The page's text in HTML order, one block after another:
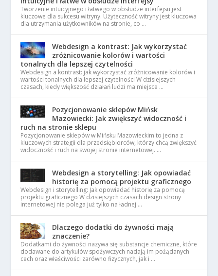
Tworzenie intuicyjnego i łatwego w obsłudze interfejsu jest
kluczowe dla sukcesu witryny. Użyteczność witryny jest kluczowa
dla utrzymania użytkowników na stronie, co …
Webdesign a kontrast: Jak wykorzystać
zróżnicowanie kolorów i wartości
tonalnych dla lepszej czytelności
Webdesign a kontrast: jak wykorzystać zróżnicowanie kolorów i
wartości tonalnych dla lepszej czytelności W dzisiejszych
czasach, kiedy większość działań ludzi ma miejsce …
Pozycjonowanie sklepów Mińsk
Mazowiecki: Jak zwiększyć widoczność i
ruch na stronie sklepu
Pozycjonowanie sklepów w Mińsku Mazowieckim to jedna z
kluczowych strategii dla przedsiębiorców, którzy chcą zwiększyć
widoczność i ruch na swojej stronie internetowej. …
Webdesign a storytelling: Jak opowiadać
historię za pomocą projektu graficznego
Webdesign i storytelling: Jak opowiadać historię za pomocą
projektu graficznego W dzisiejszych czasach design strony
internetowej nie polega już tylko na ładnej …
Dlaczego dodatki do żywności mają
znaczenie?
Dodatkami do żywności nazywa się substancje chemiczne, które
dodawane do artykułów spożywczych nadają im pożądanych
cech oraz właściwości zarówno fizycznych, jak i …